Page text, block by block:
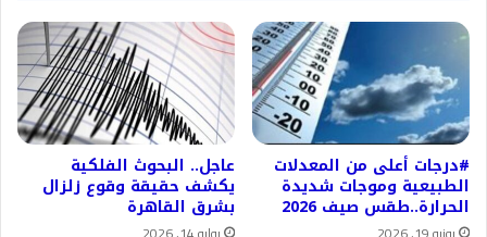
#درجات أعلى من المعدلات
الطبيعية وموجات شديدة
الحرارة..طقس صيف 2026
عاجل.. البحوث الفلكية
يكشف حقيقة وقوع زلزال
بشرق القاهرة